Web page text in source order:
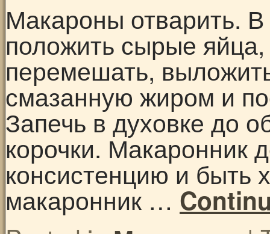
Макароны отварить.
положить сырые
перемешать,
смазанную жиром и
Запечь в духовке до
корочки. Макаронник
консистенцию и быть
макаронник …